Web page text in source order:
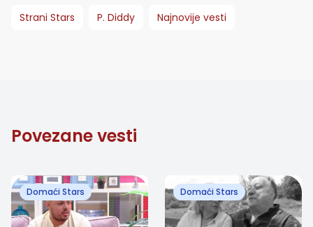
Strani Stars P. Diddy Najnovije vesti
Povezane vesti
Domaći Stars Domaći Stars